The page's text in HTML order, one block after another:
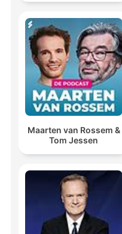
Maarten van Rossem &
Tom Jessen